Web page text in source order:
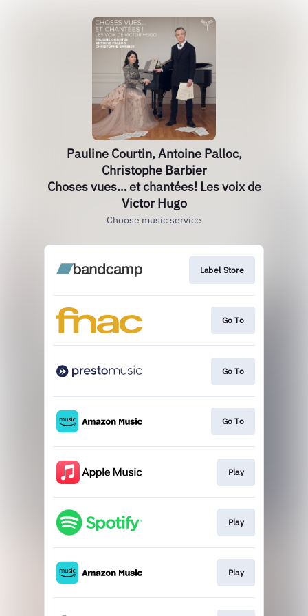
Pauline Courtin, Antoine Palloc,
Christophe Barbier
Choses vues… et chantées! Les voix de
Victor Hugo
Choose music service
Label Store
Go To
Go To
Go To
Play
Play
Play